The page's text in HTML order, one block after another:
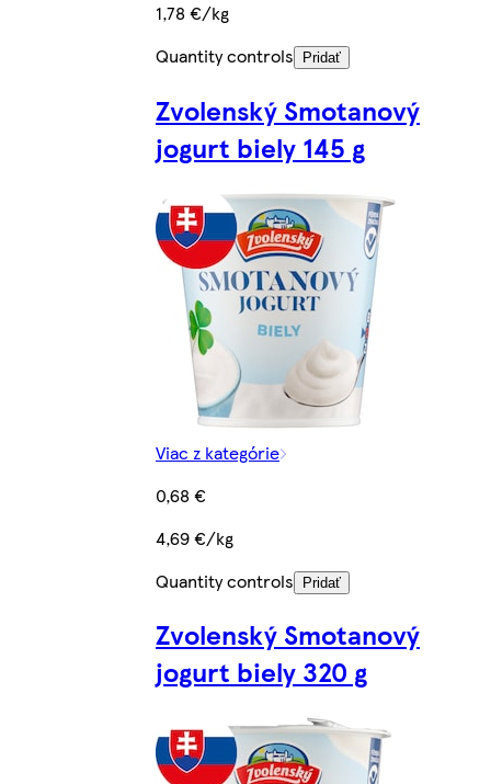
1,78 €/kg
Quantity controls
Pridať
Zvolenský Smotanový
jogurt biely 145 g
Viac z kategórie
0,68 €
4,69 €/kg
Quantity controls
Pridať
Zvolenský Smotanový
jogurt biely 320 g